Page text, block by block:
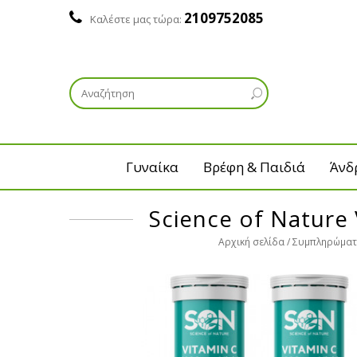
Καλέστε μας τώρα: 2109752085
Γυναίκα Βρέφη & Παιδιά
Science of Nature
Αρχική σελίδα